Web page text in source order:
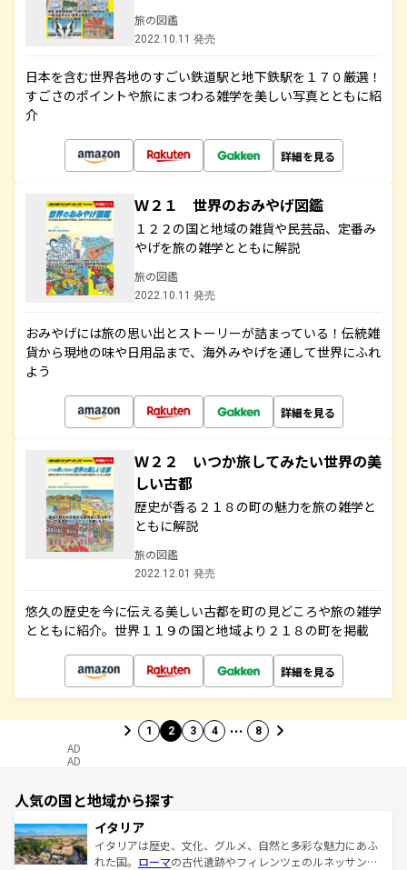
旅の図鑑
2022.10.11 発売
日本を含む世界各地のすごい鉄道駅と地下鉄駅を１７０厳選！
すごさのポイントや旅にまつわる雑学を美しい写真とともに紹
介
詳細を見る
Ｗ２１ 世界のおみやげ図鑑
１２２の国と地域の雑貨や民芸品、定番み
やげを旅の雑学とともに解説
旅の図鑑
2022.10.11 発売
おみやげには旅の思い出とストーリーが詰まっている！伝統雑
貨から現地の味や日用品まで、海外みやげを通して世界にふれ
よう
詳細を見る
Ｗ２２ いつか旅してみたい世界の美
しい古都
歴史が香る２１８の町の魅力を旅の雑学と
ともに解説
旅の図鑑
2022.12.01 発売
悠久の歴史を今に伝える美しい古都を町の見どころや旅の雑学
とともに紹介。世界１１９の国と地域より２１８の町を掲載
詳細を見る
1 2 3 4 … 8
AD
AD
人気の国と地域から探す
イタリア
イタリアは歴史、文化、グルメ、自然と多彩な魅力にあふ
れた国。 ローマの古代遺跡やフィレンツェのルネッサンス